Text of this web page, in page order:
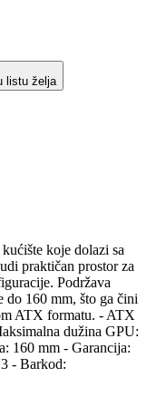
listu želja
koje dolazi sa
praktičan prostor za
Podržava
do 160 mm, što ga čini
ATX formatu. - ATX
dužina GPU:
160 mm - Garancija:
- Barkod: